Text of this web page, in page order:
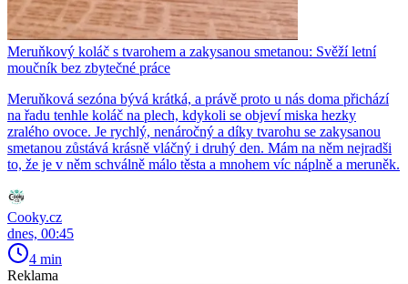
Meruňkový koláč s tvarohem a zakysanou smetanou: Svěží letní
moučník bez zbytečné práce
Meruňková sezóna bývá krátká, a právě proto u nás doma přichází
na řadu tenhle koláč na plech, kdykoli se objeví miska hezky
zralého ovoce. Je rychlý, nenáročný a díky tvarohu se zakysanou
smetanou zůstává krásně vláčný i druhý den. Mám na něm nejradši
to, že je v něm schválně málo těsta a mnohem víc náplně a meruněk.
Cooky.cz
dnes, 00:45
4 min
Reklama